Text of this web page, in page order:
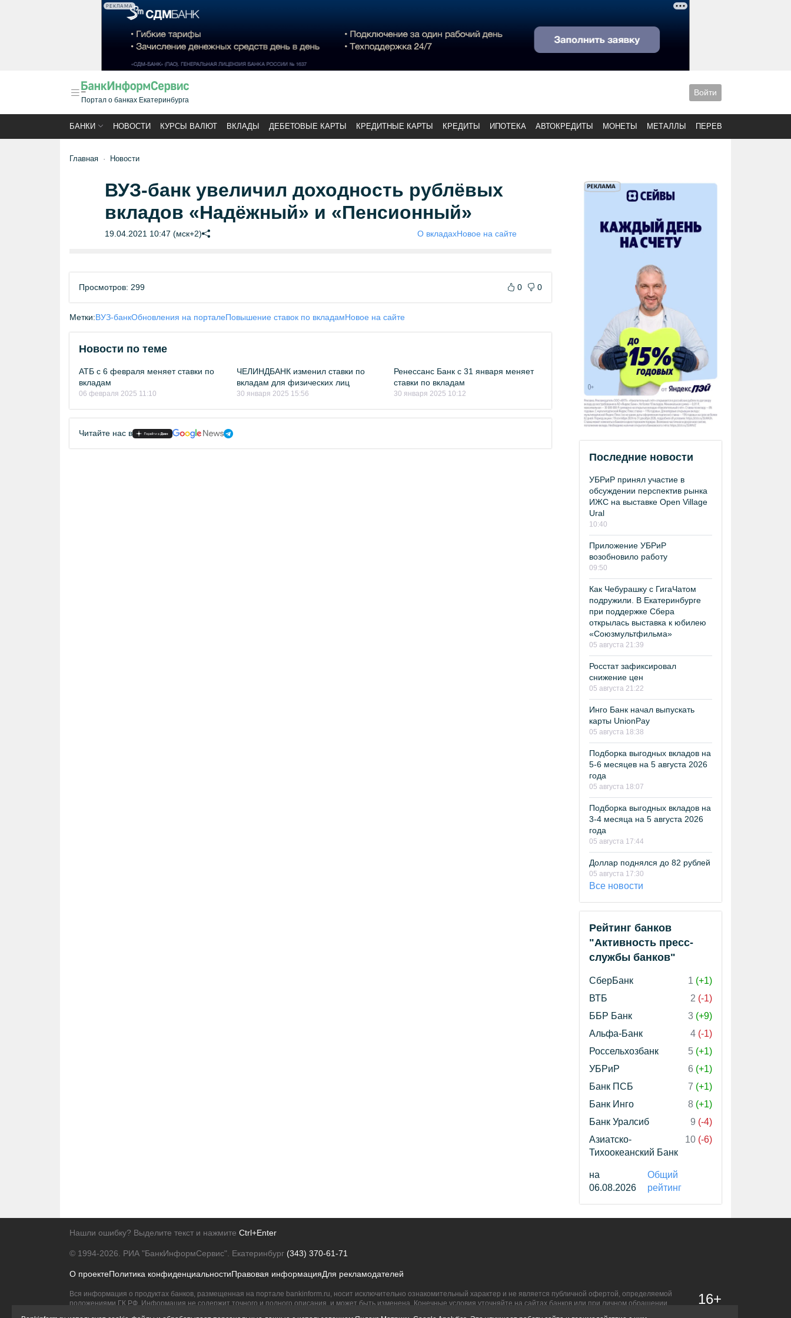
РЕКЛАМА
Портал о банках Екатеринбурга
Войти
БАНКИ НОВОСТИ КУРСЫ ВАЛЮТ ВКЛАДЫ ДЕБЕТОВЫЕ КАРТЫ КРЕДИТНЫЕ КАРТЫ КРЕДИТЫ ИПОТЕКА АВТОКРЕДИТЫ МОНЕТЫ МЕТАЛЛЫ ПЕРЕВОДЫ
Главная Новости
ВУЗ-банк увеличил доходность рублёвых
вкладов «Надёжный» и «Пенсионный»
19.04.2021 10:47 (мск+2) О вкладахНовое на сайте
Просмотров: 299 0 0
Метки:ВУЗ-банкОбновления на порталеПовышение ставок по вкладамНовое на сайте
Новости по теме
АТБ с 6 февраля меняет ставки по
вкладам
06 февраля 2025 11:10
ЧЕЛИНДБАНК изменил ставки по
вкладам для физических лиц
30 января 2025 15:56
Ренессанс Банк с 31 января меняет
ставки по вкладам
30 января 2025 10:12
Читайте нас в
Последние новости
УБРиР принял участие в
обсуждении перспектив рынка
ИЖС на выставке Open Village
Ural
10:40
Приложение УБРиР
возобновило работу
09:50
Как Чебурашку с ГигаЧатом
подружили. В Екатеринбурге
при поддержке Сбера
открылась выставка к юбилею
«Союзмультфильма»
05 августа 21:39
Росстат зафиксировал
снижение цен
05 августа 21:22
Инго Банк начал выпускать
карты UnionPay
05 августа 18:38
Подборка выгодных вкладов на
5-6 месяцев на 5 августа 2026
года
05 августа 18:07
Подборка выгодных вкладов на
3-4 месяца на 5 августа 2026
года
05 августа 17:44
Доллар поднялся до 82 рублей
05 августа 17:30
Все новости
Рейтинг банков
"Активность пресс-
службы банков"
СберБанк 1 (+1)
ВТБ
2 (-1)
ББР Банк
3 (+9)
Альфа-Банк
4 (-1)
Россельхозбанк
5 (+1)
УБРиР
6 (+1)
Банк ПСБ
7 (+1)
Банк Инго
8 (+1)
Банк Уралсиб
9 (-4)
Азиатско-
Тихоокеанский Банк
10 (-6)
на
06.08.2026
Общий
рейтинг
Нашли ошибку? Выделите текст и нажмите Ctrl+Enter
© 1994-2026. РИА "БанкИнформСервис". Екатеринбург (343) 370-61-71
О проектеПолитика конфиденциальностиПравовая информацияДля рекламодателей
Вся информация о продуктах банков, размещенная на портале bankinform.ru, носит исключительно ознакомительный характер и не является публичной офертой, определяемой
положениями ГК РФ. Информация не содержит точного и полного описания, и может быть изменена. Конечные условия уточняйте на сайтах банков или при личном обращении.
16+